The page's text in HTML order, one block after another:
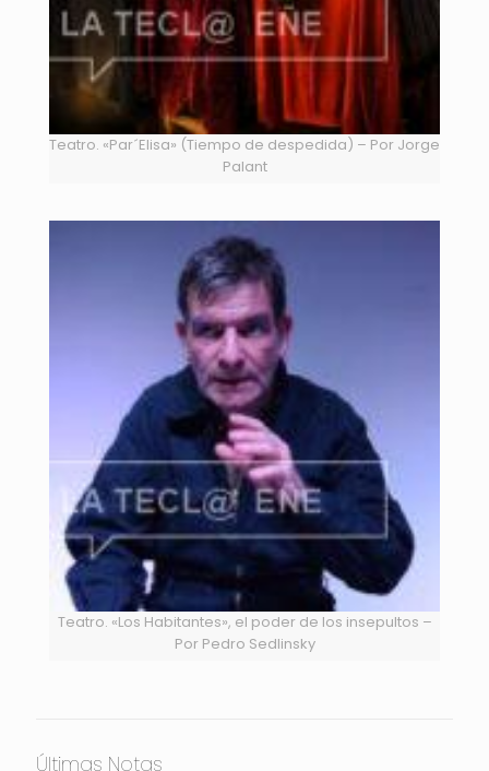
Teatro. «Par´Elisa» (Tiempo de despedida) – Por Jorge
Palant
Teatro. «Los Habitantes», el poder de los insepultos –
Por Pedro Sedlinsky
Últimas Notas